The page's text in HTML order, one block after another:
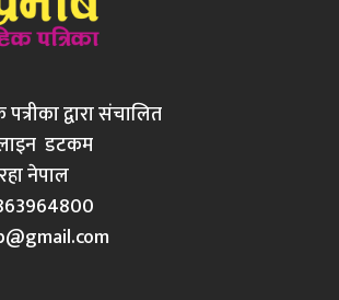
द्वारा संचालित
डटकम
नेपाल